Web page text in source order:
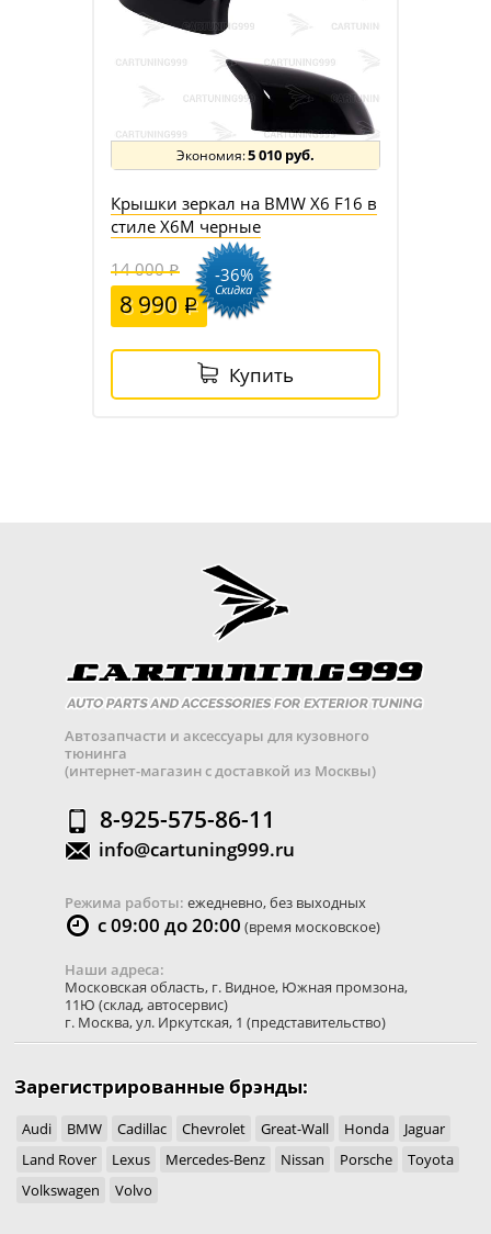
5 010 руб.
Крышки зеркал на BMW X6 F16 в
стиле X6M черные
14 000
8 990
-36%
Скидка
Купить
Автозапчасти и аксессуары для кузовного
тюнинга
(интернет-магазин с доставкой из Москвы)
8-925-575-86-11
info@cartuning999.ru
Режима работы: ежедневно, без выходных
с 09:00 до 20:00 (время московское)
Наши адреса:
Московская область, г. Видное, Южная промзона,
11Ю (склад, автосервис)
г. Москва,ул. Иркутская, 1 (представительство)
Зарегистрированные брэнды:
Audi BMW Cadillac Chevrolet Great-Wall Honda
Jaguar
Land Rover
Lexus Mercedes-Benz Nissan Porsche
Toyota
Volkswagen
Volvo